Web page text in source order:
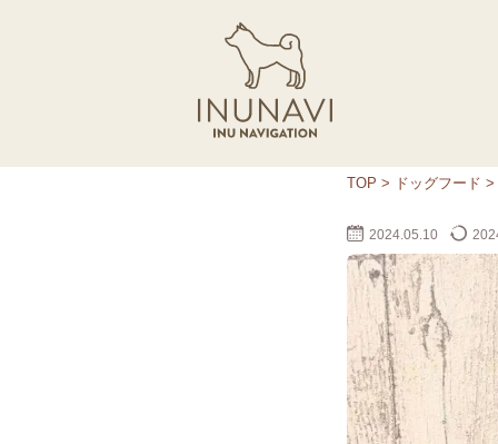
TOP > ドッグフード >
2024.05.10